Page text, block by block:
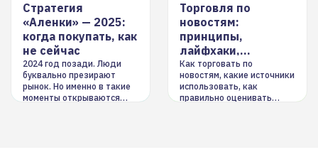
Стратегия
«Аленки» — 2025:
когда покупать, как
не сейчас
2024 год позади. Люди
буквально презирают
рынок. Но именно в такие
моменты открываются
Торговля по
новостям:
принципы,
лайфхаки,
инструменты
Как торговать по
новостям, какие источники
использовать, как
правильно оценивать